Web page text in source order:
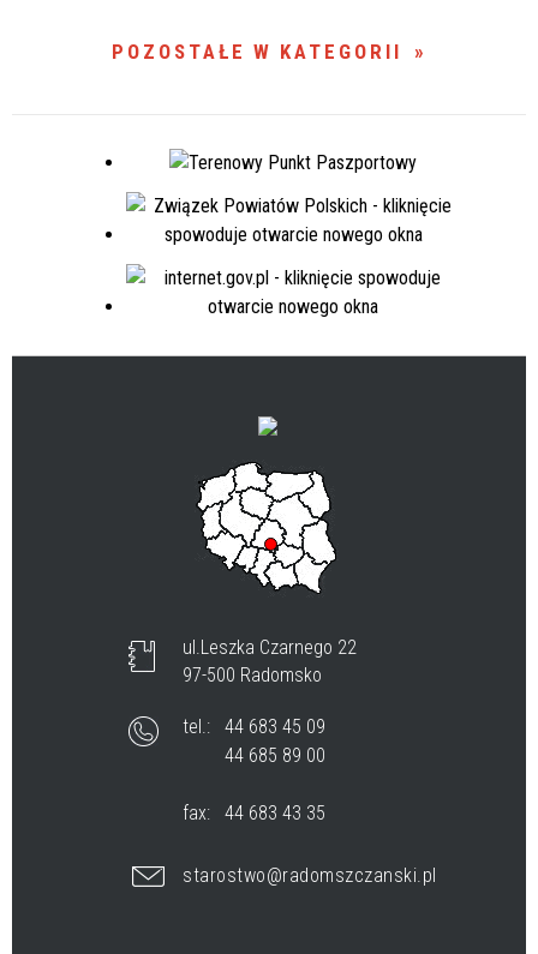
POZOSTAŁE W KATEGORII
ul.Leszka Czarnego 22
97-500 Radomsko
tel.:
44 683 45 09
44 685 89 00
fax: 44 683 43 35
starostwo@radomszczanski.pl